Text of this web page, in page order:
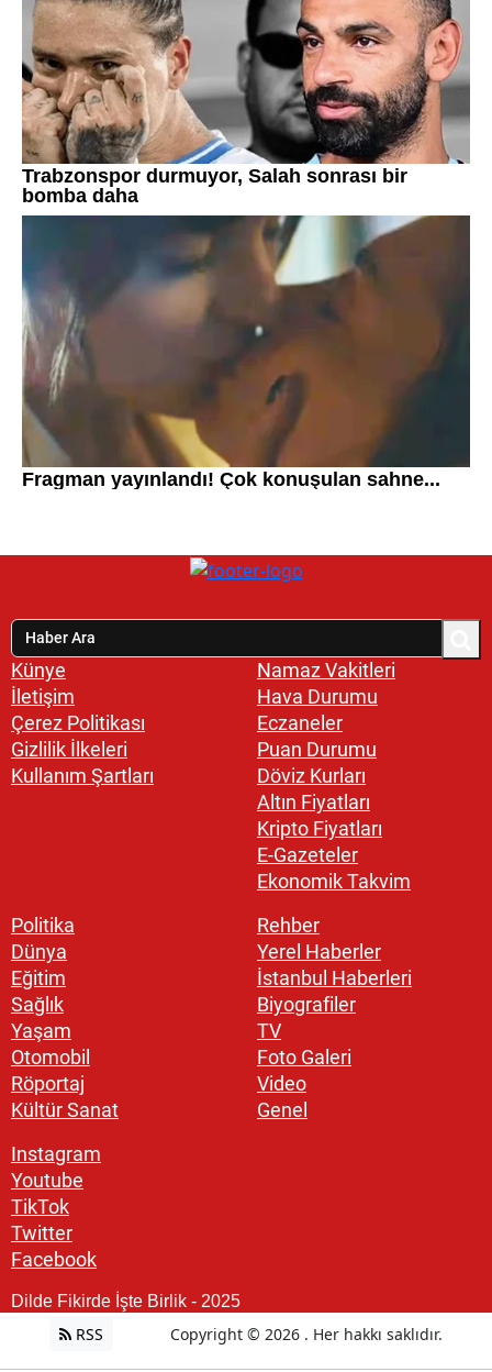
Künye
İletişim
Çerez Politikası
Gizlilik İlkeleri
Kullanım Şartları
Namaz Vakitleri
Hava Durumu
Eczaneler
Puan Durumu
Döviz Kurları
Altın Fiyatları
Kripto Fiyatları
E-Gazeteler
Ekonomik Takvim
Politika
Dünya
Eğitim
Sağlık
Yaşam
Otomobil
Röportaj
Kültür Sanat
Rehber
Yerel Haberler
İstanbul Haberleri
Biyografiler
TV
Foto Galeri
Video
Genel
Instagram
Youtube
TikTok
Twitter
Facebook
Dilde Fikirde İşte Birlik - 2025
RSS Copyright © 2026 . Her hakkı saklıdır.